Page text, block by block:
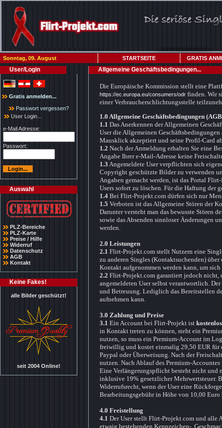
Sonntag, 09. August STARTSEITE GRATIS
User/Login
Gratis anmelden...
Passwort vergessen?
User Login...
e-Mail Adresse:
Passwort:
Auswahl
PLZ-Bereiche
PLZ-Karte
Preise / Hilfe
Widerruf
Datenschutz
AGB
Kontakt
Keine Fakes!
alle Bilder geschützt!
seit 2004 Online!
Allgemeine Geschäftsbedingungen...
Die Europäische Kommission stellt eine
https://ec.europa.eu/consumers/odrfinden. Wir
einer Verbraucherschlichtungsstelle
1.0 Allgemeine Geschäftsbedingungen
1.1 Das Anerkennen der Allgemeinen
User die Allgemeinen
Mausklick akzeptiert und seine Profil-Card
1.2 Nach der Anmeldung erhalten Sie eine
Angabe Ihrer e-Mail-Adresse keine
1.3 Angemeldete User verpflichten sich
Copyright geschützte Bilder zu verwenden
Angaben gemacht werden, ist das Portal
Users sofort zu löschen. Für die Haftung der
1.4Bei Flirt-Projekt.com dürfen sich nur
1.5 Verboten ist das Allgemeine Stören der
Darunter versteht man das bewusste Stören
sowie das Absenden sinnloser Änderungen
werden.
2.0 Leistungen
2.1 Flirt-Projekt.com stellt Nutzern eine
zu anderen Singles (Kontaktsuchenden)
Kontakt aufgenommen werden kann, um
2.2 Flirt-Projekt.com garantiert jedoch nicht,
angemeldeten User selbst verantwortlich.
und Betreuung. Lediglich das Bereitstellen
aufnehmen kann.
3.0 Zahlung und Preise
3.1 Ein Account bei Flirt-Projekt ist kostenlos
in Kontakt treten zu können, steht ein
nutzen, so muss ein Premium-Account im
freiwillig und kostet einmalig 29,50 EUR für
Paypal oder Überweisung. Nach der
nutzen. Nach Ablauf des Premium-
Eine Verlängerungspflicht besteht nicht und
inklusive 19% gesetzlicher Mehrwertsteuer.
Widerrufsrecht, wenn der User eine
Bearbeitungsgebühr in Höhe von 10,00 Euro
4.0 Freistellung
4.1 Der User stellt Flirt-Projekt.com und alle
etwaig bestehenden Kennzeichen-,